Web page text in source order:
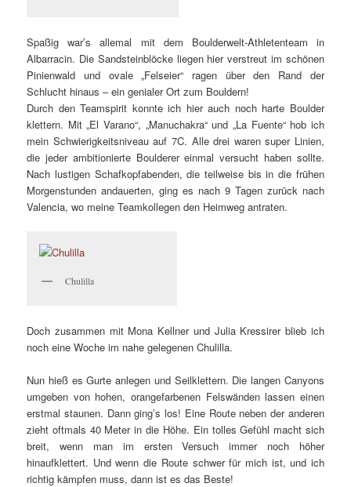
Spaßig war’s allemal mit dem Boulderwelt-Athletenteam in
Albarracin. Die Sandsteinblöcke liegen hier verstreut im schönen
Pinienwald und ovale „Felseier“ ragen über den Rand der
Schlucht hinaus – ein genialer Ort zum Bouldern!
Durch den Teamspirit konnte ich hier auch noch harte Boulder
klettern. Mit „El Varano“, „Manuchakra“ und „La Fuente“ hob ich
mein Schwierigkeitsniveau auf 7C. Alle drei waren super Linien,
die jeder ambitionierte Boulderer einmal versucht haben sollte.
Nach lustigen Schafkopfabenden, die teilweise bis in die frühen
Morgenstunden andauerten, ging es nach 9 Tagen zurück nach
Valencia, wo meine Teamkollegen den Heimweg antraten.
Chulilla
Doch zusammen mit Mona Kellner und Julia Kressirer blieb ich
noch eine Woche im nahe gelegenen Chulilla.
Nun hieß es Gurte anlegen und Seilklettern. Die langen Canyons
umgeben von hohen, orangefarbenen Felswänden lassen einen
erstmal staunen. Dann ging’s los! Eine Route neben der anderen
zieht oftmals 40 Meter in die Höhe. Ein tolles Gefühl macht sich
breit, wenn man im ersten Versuch immer noch höher
hinaufklettert. Und wenn die Route schwer für mich ist, und ich
richtig kämpfen muss, dann ist es das Beste!